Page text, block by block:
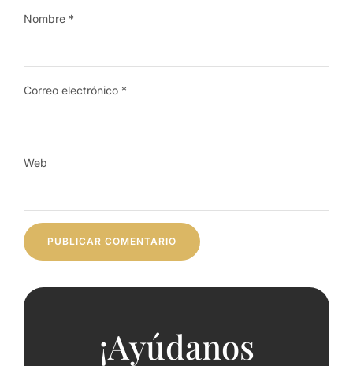
Nombre *
Correo electrónico *
Web
¡Ayúdanos